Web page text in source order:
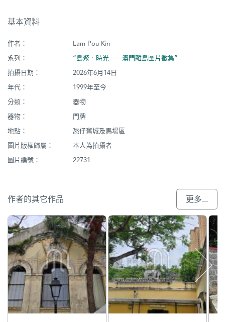
基本資料
作者：
Lam Pou Kin
系列：
“島聚‧時光──澳門離島圖片徵集”
拍攝日期：
2026年6月14日
年代：
1999年至今
分類：
器物
器物：
門牌
地點：
氹仔舊城及馬場區
圖片版權歸屬：
本人為拍攝者
圖片編號：
22731
作者的其它作品 更多...